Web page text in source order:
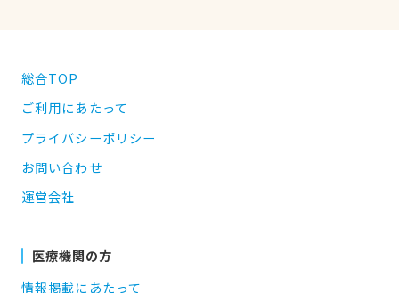
総合TOP
ご利用にあたって
プライバシーポリシー
お問い合わせ
運営会社
医療機関の方
情報掲載にあたって